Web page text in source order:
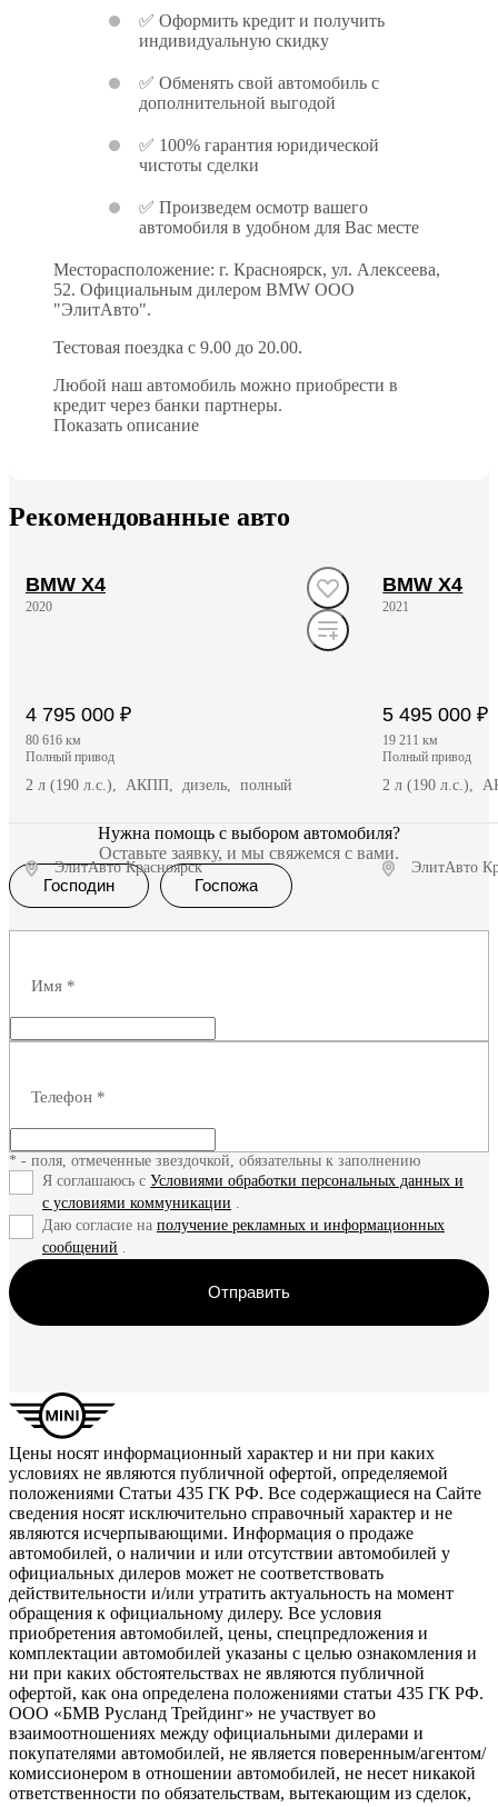
✅ Оформить кредит и получить
индивидуальную скидку
✅ Обменять свой автомобиль с
дополнительной выгодой
✅ 100% гарантия юридической
чистоты сделки
✅ Произведем осмотр вашего
автомобиля в удобном для Вас месте
Месторасположение: г. Красноярск, ул. Алексеева,
52. Официальным дилером BMW ООО
"ЭлитАвто".
Тестовая поездка с 9.00 до 20.00.
Любой наш автомобиль можно приобрести в
кредит через банки партнеры.
Показать описание
Рекомендованные авто
BMW X4
2020
4 795 000 ₽
80 616 км
полный привод
2 л (190 л.с.), АКПП, дизель, полный
ЭлитАвто Красноярск
Получить предложение
BMW X4
2021
5 495 000 ₽
19 211 км
полный привод
2 л (190 л.с.),
ЭлитАвто
Нужна помощь с выбором автомобиля?
Оставьте заявку, и мы свяжемся с вами.
Господин
Госпожа
Имя *
Телефон *
* - поля, отмеченные звездочкой, обязательны к заполнению
Я соглашаюсь с Условиями обработки персональных данных и
с условиями коммуникации .
Даю согласие на получение рекламных и информационных
сообщений .
Отправить
Цены носят информационный характер и ни при каких
условиях не являются публичной офертой, определяемой
положениями Статьи 435 ГК РФ. Все содержащиеся на Сайте
сведения носят исключительно справочный характер и не
являются исчерпывающими. Информация о продаже
автомобилей, о наличии и или отсутствии автомобилей у
официальных дилеров может не соответствовать
действительности и/или утратить актуальность на момент
обращения к официальному дилеру. Все условия
приобретения автомобилей, цены, спецпредложения и
комплектации автомобилей указаны с целью ознакомления и
ни при каких обстоятельствах не являются публичной
офертой, как она определена положениями статьи 435 ГК РФ.
ООО «БМВ Русланд Трейдинг» не участвует во
взаимоотношениях между официальными дилерами и
покупателями автомобилей, не является поверенным/агентом/
комиссионером в отношении автомобилей, не несет никакой
ответственности по обязательствам, вытекающим из сделок,